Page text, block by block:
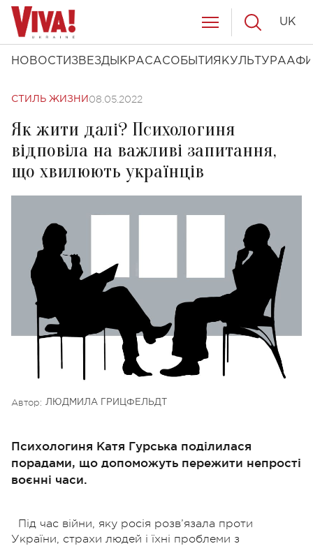
НОВОСТИ ЗВЕЗДЫ КРАСАСОБЫТИЯ КУЛЬТУРА
UK
СТИЛЬ ЖИЗНИ 08.05.2022
Як жити далі? Психологиня
відповіла на важливі запитання,
що хвилюють українців
Автор: ЛЮДМИЛА ГРИЦФЕЛЬДТ
Психологиня Катя Гурська поділилася
порадами, що допоможуть пережити непрості
воєнні часи.
Під час війни, яку росія розв’язала проти
України, страхи людей і їхні проблеми з